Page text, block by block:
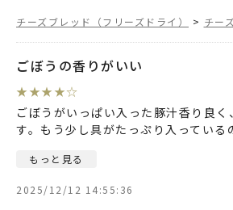
チーズブレッド（フリーズドライ） > チー
ごぼうの香りがいい
★ ★★ ★☆
ごぼうがいっぱい入った豚汁香り良く
す。もう少し具がたっぷり入っている
もっと見る
2025/12/12 14:55:36